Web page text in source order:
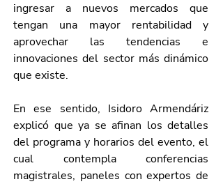
ingresar a nuevos mercados que
tengan una mayor rentabilidad y
aprovechar las tendencias e
innovaciones del sector más dinámico
que existe.
En ese sentido, Isidoro Armendáriz
explicó que ya se afinan los detalles
del programa y horarios del evento, el
cual contempla conferencias
magistrales, paneles con expertos de